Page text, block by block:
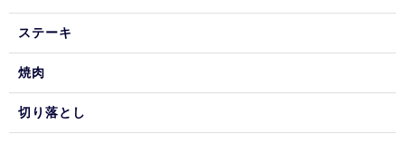
ステーキ
焼肉
切り落とし